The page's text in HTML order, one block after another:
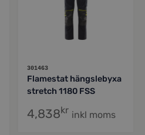
301463
Flamestat hängslebyxa
stretch 1180 FSS
4,838kr inkl moms